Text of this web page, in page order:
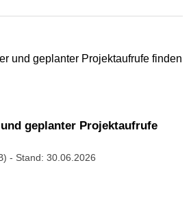
und geplanter Projektaufrufe finden
geplanter Projektaufrufe
- Stand: 30.06.2026